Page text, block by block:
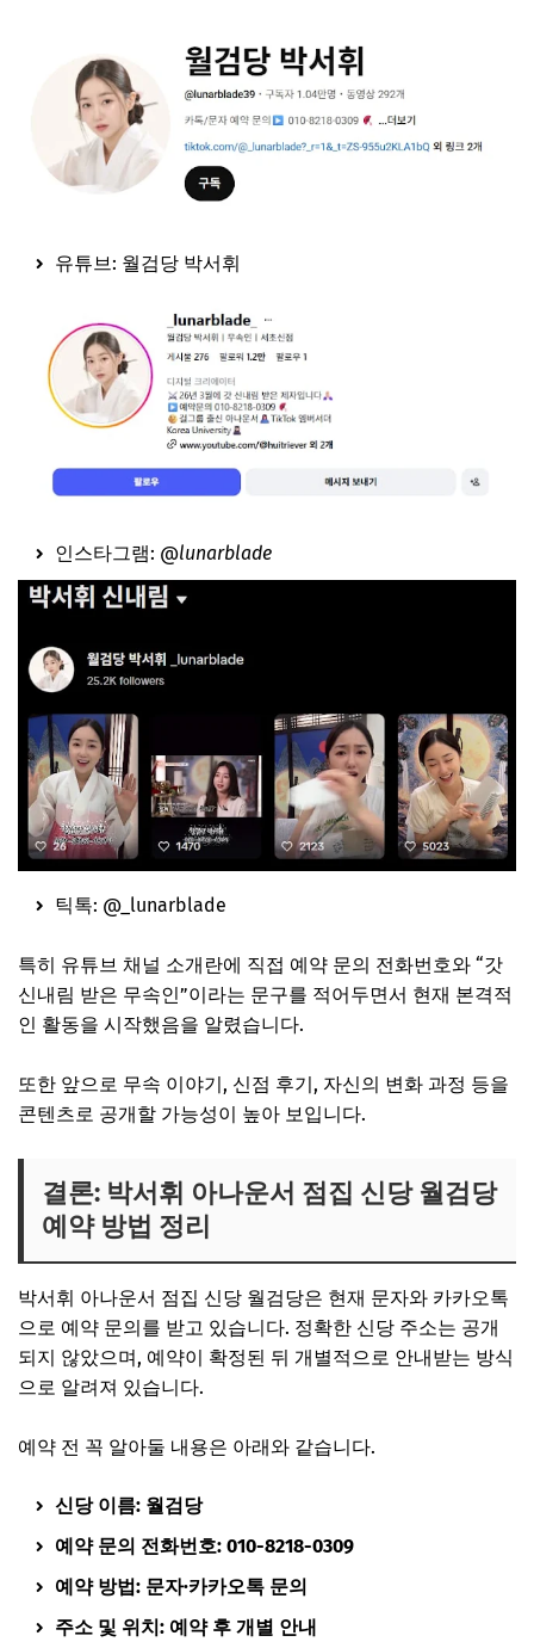
유튜브: 월검당 박서휘
인스타그램: @lunarblade
틱톡: @_lunarblade
특히 유튜브 채널 소개란에 직접 예약 문의 전화번호와 “갓
신내림 받은 무속인”이라는 문구를 적어두면서 현재 본격적
인 활동을 시작했음을 알렸습니다.
또한 앞으로 무속 이야기, 신점 후기, 자신의 변화 과정 등을
콘텐츠로 공개할 가능성이 높아 보입니다.
결론: 박서휘 아나운서 점집 신당 월검당
예약 방법 정리
박서휘 아나운서 점집 신당 월검당은 현재 문자와 카카오톡
으로 예약 문의를 받고 있습니다. 정확한 신당 주소는 공개
되지 않았으며, 예약이 확정된 뒤 개별적으로 안내받는 방식
으로 알려져 있습니다.
예약 전 꼭 알아둘 내용은 아래와 같습니다.
신당 이름: 월검당
예약 문의 전화번호: 010-8218-0309
예약 방법: 문자·카카오톡 문의
주소 및 위치: 예약 후 개별 안내